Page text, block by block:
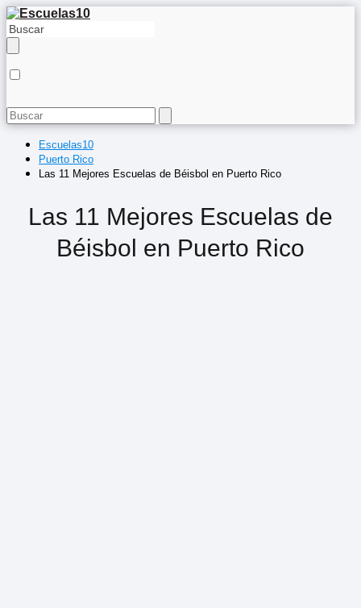
Escuelas10
Puerto Rico
Las 11 Mejores Escuelas de Béisbol en Puerto Rico
Las 11 Mejores Escuelas de
Béisbol en Puerto Rico